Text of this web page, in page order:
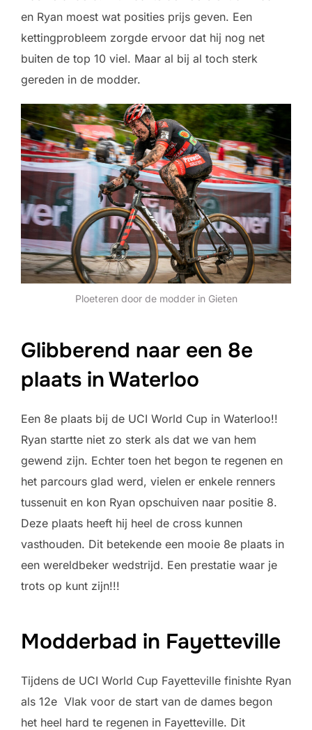
en Ryan moest wat posities prijs geven. Een
kettingprobleem zorgde ervoor dat hij nog net
buiten de top 10 viel. Maar al bij al toch sterk
gereden in de modder.
Ploeteren door de modder in Gieten
Glibberend naar een 8e
plaats in Waterloo
Een 8e plaats bij de UCI World Cup in Waterloo!!
Ryan startte niet zo sterk als dat we van hem
gewend zijn. Echter toen het begon te regenen en
het parcours glad werd, vielen er enkele renners
tussenuit en kon Ryan opschuiven naar positie 8.
Deze plaats heeft hij heel de cross kunnen
vasthouden. Dit betekende een mooie 8e plaats in
een wereldbeker wedstrijd. Een prestatie waar je
trots op kunt zijn!!!
Modderbad in Fayetteville
Tijdens de UCI World Cup Fayetteville finishte Ryan
als 12e Vlak voor de start van de dames begon
het heel hard te regenen in Fayetteville. Dit